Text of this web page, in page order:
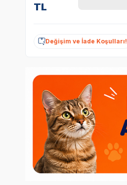
TL
Değişim ve İade Koşulları!